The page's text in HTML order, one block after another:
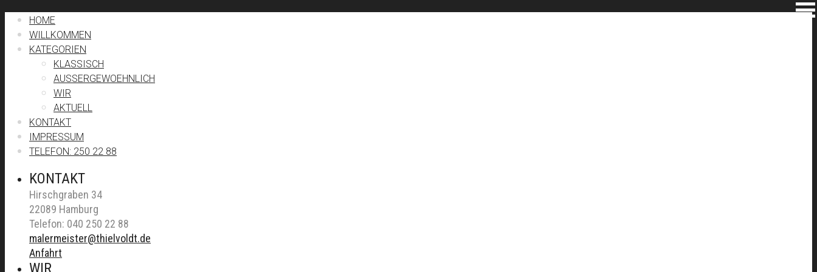
HOME
WILLKOMMEN
KATEGORIEN
KLASSISCH
AUSSERGEWOEHNLICH
WIR
AKTUELL
KONTAKT
IMPRESSUM
TELEFON: 250 22 88
KONTAKT
Hirschgraben 34
22089 Hamburg
Telefon: 040 250 22 88
malermeister@thielvoldt.de
Anfahrt
WIR